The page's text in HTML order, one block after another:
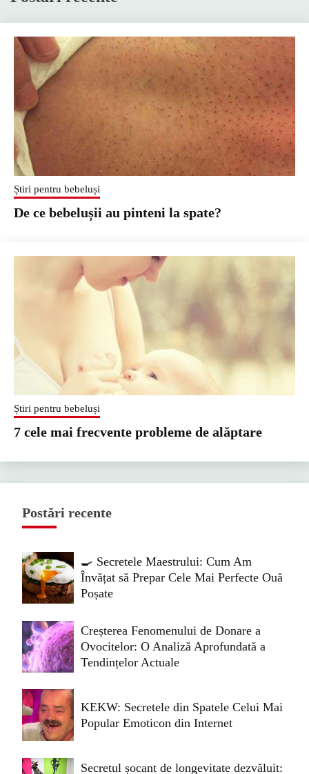
Știri pentru bebeluși
De ce bebelușii au pinteni la spate?
Știri pentru bebeluși
7 cele mai frecvente probleme de alăptare
Postări recente
🍳 Secretele Maestrului: Cum Am
Învățat să Prepar Cele Mai Perfecte Ouă
Poșate
Creșterea Fenomenului de Donare a
Ovocitelor: O Analiză Aprofundată a
Tendințelor Actuale
KEKW: Secretele din Spatele Celui Mai
Popular Emoticon din Internet
Secretul șocant de longevitate dezvăluit: